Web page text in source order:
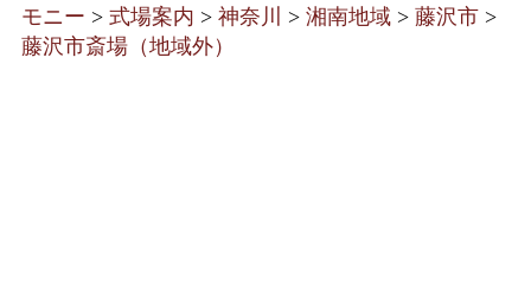
モニー > 式場案内 > 神奈川 > 湘南地域 > 藤沢市 >
藤沢市斎場（地域外）